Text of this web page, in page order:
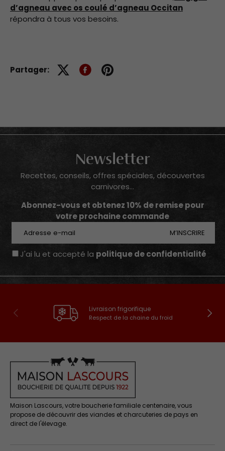
d’agneau avec os coulé d’agneau Occitan
répondra à tous vos besoins.
Partager:
Newsletter
Recettes, conseils, offres spéciales, découvertes
carnivores...
Abonnez-vous et obtenez 10% de remise pour
votre prochaine commande
M’INSCRIRE
J'ai lu et accepté la politique de confidentialité
Précédent Livraison frigorifique
Respect de la chaine du froid
Maison Lascours, votre boucherie familiale centenaire, vous
propose de découvrir des viandes et charcuteries de pays en
direct de l'élevage.